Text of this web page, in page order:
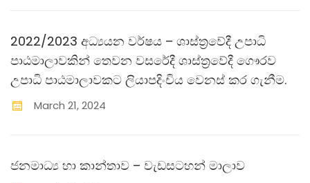
2022/2023 අධ්‍යයන වර්ෂය – ශාස්ත‍්‍රවේදී උපාධි
පාඨමාලාවකින් තෙවන වසරේදී ශාස්ත‍්‍රවේදී ගෞරව
උපාධි පාඨමාලාවකට ලියාපදිංචිය වෙනස් කර ගැනීම.
March 21,2024
ජනමාධ්‍ය හා කාන්තාව – වැඩසටහන් මාලාව